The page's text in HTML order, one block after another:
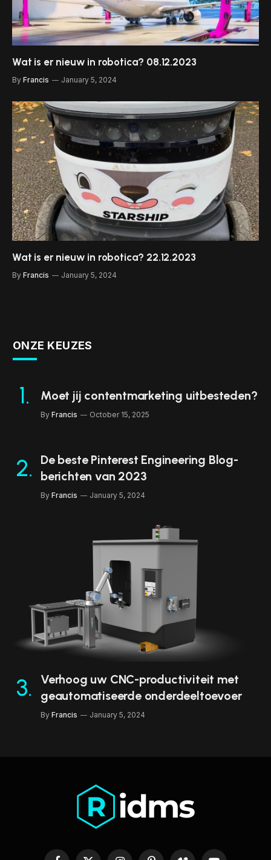
Wat is er nieuw in robotica? 08.12.2023
By Francis January 5, 2024
Wat is er nieuw in robotica? 22.12.2023
By Francis January 5, 2024
ONZE KEUZES
Moet jij contentmarketing uitbesteden?
By Francis October 15, 2025
De beste Pinterest Engineering Blog-
berichten van 2023
By Francis January 5, 2024
Verhoog uw CNC-productiviteit met
geautomatiseerde onderdeeltoevoer
By Francis January 5, 2024